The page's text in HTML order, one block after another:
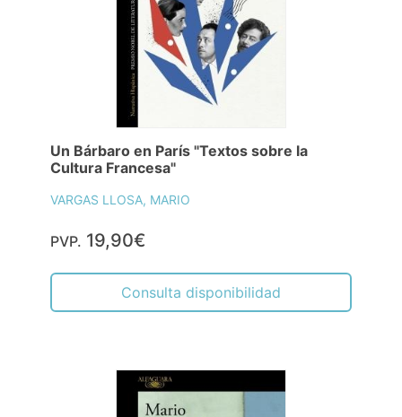
Un Bárbaro en París "Textos sobre la
Cultura Francesa"
VARGAS LLOSA, MARIO
PVP. 19,90€
Consulta disponibilidad